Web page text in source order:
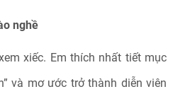
nghề
xiếc. Em thích nhất tiết mục
và mơ ước trở thành diễn viên